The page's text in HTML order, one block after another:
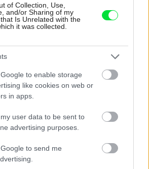
of Collection, Use,
and/or Sharing of my
Is Unrelated with the
it was collected.
to enable storage
like cookies on web or
in apps.
user data to be sent to
advertising purposes.
to send me